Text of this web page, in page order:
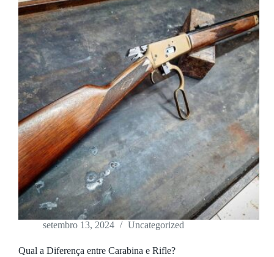
setembro 13, 2024 Uncategorized
Qual a Diferença entre Carabina e Rifle?